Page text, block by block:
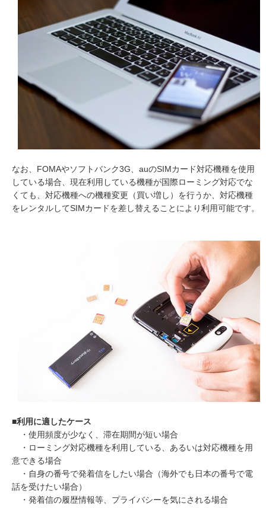
なお、FOMAやソフトバンク3G、auのSIMカード対応機種を使用
している場合、現在利用している機種が国際ローミング対応でな
くても、対応機種への機種変更（買い増し）を行うか、対応機種
をレンタルしてSIMカードを差し替えることにより利用可能です。
■利用に適したケース
・使用頻度が少なく、滞在期間が短い場合
・ローミング対応機種を利用している、あるいは対応機種を用
意できる場合
・自身の番号で発着信をしたい場合（海外でも日本の番号で電
話を受けたい場合）
・発着信の履歴情報等、プライバシーを気にされる場合